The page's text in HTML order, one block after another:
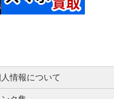
情報について